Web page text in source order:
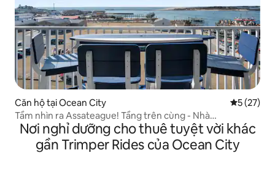
Căn hộ tại Ocean City Xếp hạng
5 (27)
Tầm nhìn ra Assateague! Tầng trên cùng - Nhà
Assateague #505
Nơi nghỉ dưỡng cho thuê tuyệt vời khác
gần Trimper Rides của Ocean City